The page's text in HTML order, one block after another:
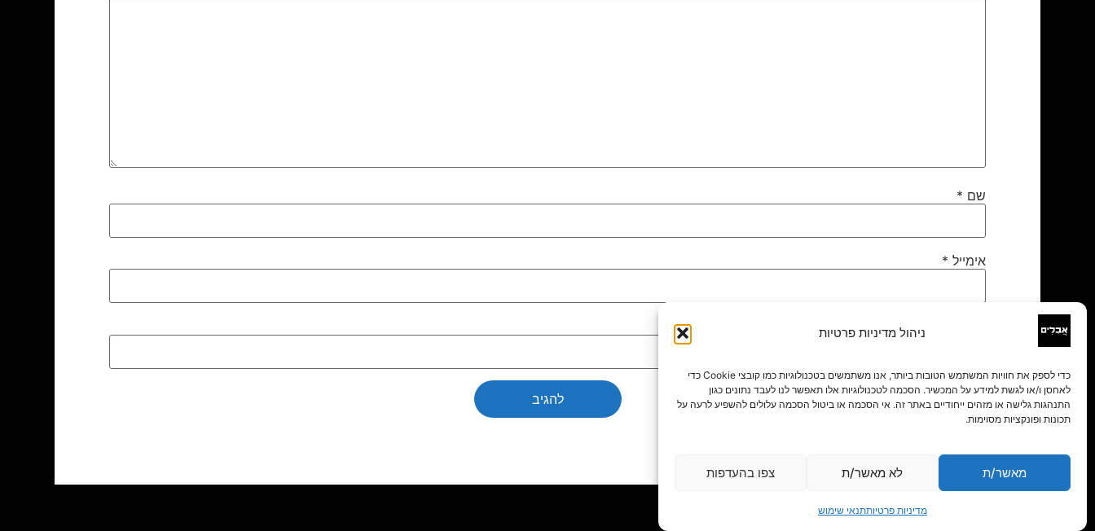
ניהול מדיניות פרטיות
כדי לספק את חוויות המשתמש הטובות ביותר, אנו משתמשים בטכנולוגיות כמו קובצי Cookie כדי
לאחסן ו/או לגשת למידע על המכשיר. הסכמה לטכנולוגיות אלו תאפשר לנו לעבד נתונים כגון
התנהגות גלישה או מזהים ייחודיים באתר זה. אי הסכמה או ביטול הסכמה עלולים להשפיע לרעה על
תכונות ופונקציות מסוימות.
מאשר/ת לא מאשר/ת צפו בהעדפות
מדיניות פרטיותתנאי שימוש
שם *
אימייל *